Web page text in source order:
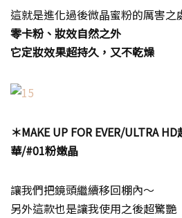
這就是進化過後微晶蜜粉的厲害之
零卡粉、妝效自然之外
它定妝效果超持久，又不乾燥
＊MAKE UP FOR EVER/ULTRA
華/#01粉嫩晶
讓我們把鏡頭繼續移回棚內～
另外這款也是讓我使用之後超驚艷